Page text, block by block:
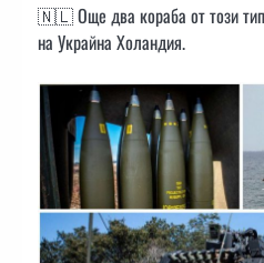
🇳🇱 Още два кораба от този
на Украйна Холандия.